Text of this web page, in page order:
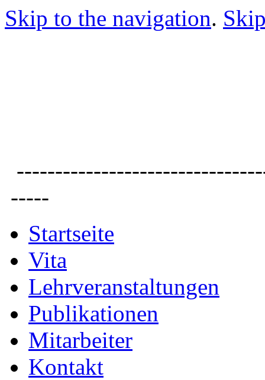
Skip to the navigation.
-----
Startseite
Vita
Lehrveranstaltungen
Publikationen
Mitarbeiter
Kontakt